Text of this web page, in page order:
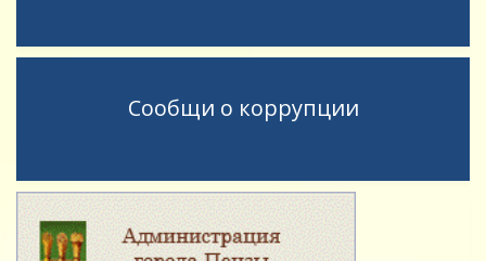
Сообщи о коррупции